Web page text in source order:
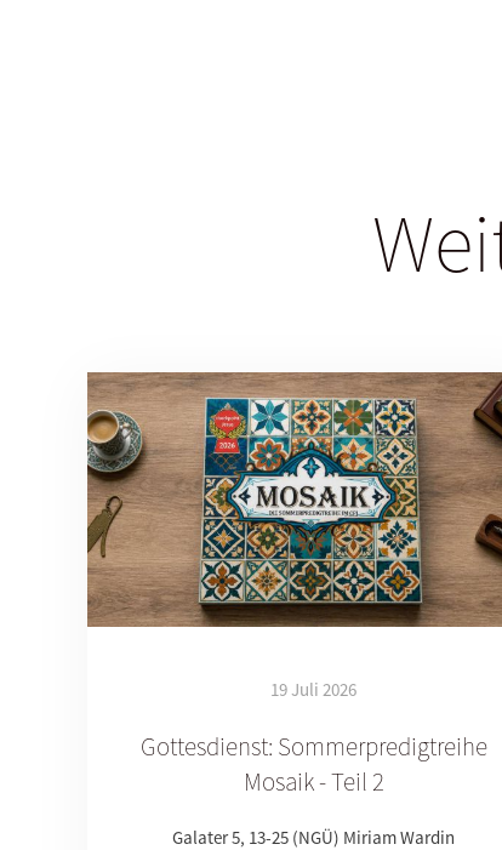
19 Juli 2026
Gottesdienst: Sommerpredigtreihe
Mosaik - Teil 2
Galater 5, 13-25 (NGÜ) Miriam Wardin